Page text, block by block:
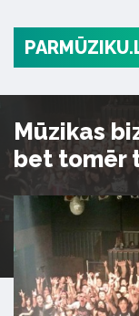
Mūzikas
bet tomēr